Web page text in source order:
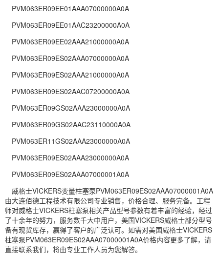
PVM063ER09EE01AAA07000000A0A
PVM063ER09EE01AAC23200000A0A
PVM063ER09EE02AAA21000000A0A
PVM063ER09ES02AAA07000000A0A
PVM063ER09ES02AAA21000000A0A
PVM063ER09ES02AAC07200000A0A
PVM063ER09GS02AAA23000000A0A
PVM063ER09GS02AAC23110000A0A
PVM063ER11GS02AAA23000000A0A
PVM063ER09ES02AAA23000000A0A
PVM063ER09ES02AAA07000001A0A
威格士VICKERS变量柱塞泵PVM063ER09ES02AAA07000001A0A
由大连佰德工程技术有限公司专业销售，价格合理、服务完备。工程
师对威格士VICKERS柱塞泵相关产品型号参数有着丰富的经验，经过
了十余年的努力，服务数千大中用户，美国VICKERS威格士部分型号
备有现货库存，赢得了客户的广泛认可。如需对美国威格士VICKERS
柱塞泵PVM063ER09ES02AAA07000001A0A价格内容更多了解，请
直接联系我们，将由专业工作人员为您解答。